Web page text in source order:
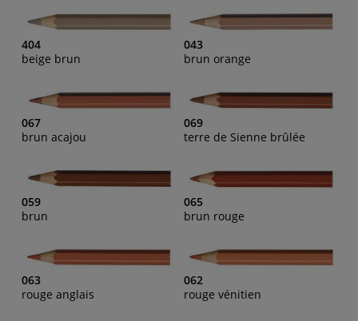
404
beige brun
043
brun orange
067
brun acajou
069
terre de Sienne brûlée
059
brun
065
brun rouge
063
rouge anglais
062
rouge vénitien